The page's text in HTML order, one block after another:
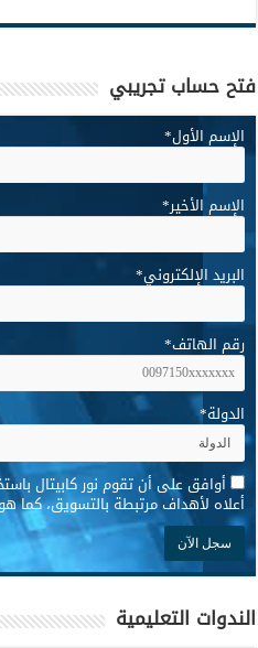
فتح حساب تجريبي
الإسم الأول*
الإسم الأخير*
البريد الإلكتروني*
رقم الهاتف*
الدولة*
* أوافق على أن تقوم نور كابيتال
أعلاه لأهداف مرتبطة بالتسويق،
الندوات التعليمية